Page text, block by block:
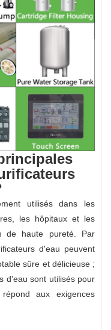
utilisés dans les
les hôpitaux et les
de haute pureté. Par
d'eau peuvent
sûre et délicieuse ;
d'eau sont utilisés pour
aux exigences